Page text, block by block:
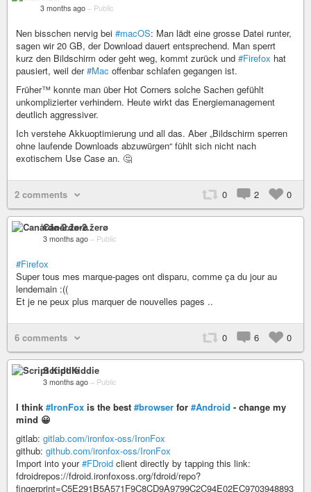
3 months ago – Public
Nen bisschen nervig bei #macOS: Man lädt eine grosse Datei runter,
sagen wir 20 GB, der Download dauert entsprechend. Man sperrt
kurz den Bildschirm oder geht weg, kommt zurück und #Firefox hat
pausiert, weil der#Mac offenbar schlafen gegangen ist.
Früher™ konnte man über Hot Corners solche Sachen gefühlt
unkomplizierter verhindern. Heute wirkt das Energiemanagement
deutlich aggressiver.
Ich verstehe Akkuoptimierung und all das. Aber „Bildschirm sperren
ohne laufende Downloads abzuwürgen“ fühlt sich nicht nach
exotischem Use Case an. 🤔
2 comments 0 2 0
Canårđø-2.žerø
3 months ago – Public
#Firefox
Super tous mes marque-pages ont disparu, comme ça du jour au
lendemain :((
Et je ne peux plus marquer de nouvelles pages ..
6 comments 0 6 0
Script Kiddie
3 months ago – Public
I think #IronFox is the best #browser for #Android - change my
mind 😀
gitlab: gitlab.com/ironfox-oss/IronFox
github: github.com/ironfox-oss/IronFox
Import into your#FDroid client directly by tapping this link:
fdroidrepos://fdroid.ironfoxoss.org/fdroid/repo?
fingerprint=C5E291B5A571F9C8CD9A9799C2C94E02EC9703948893